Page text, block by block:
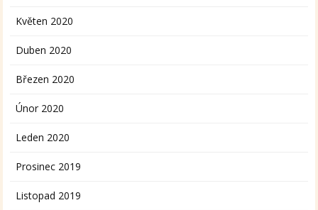
Květen 2020
Duben 2020
Březen 2020
Únor 2020
Leden 2020
Prosinec 2019
Listopad 2019